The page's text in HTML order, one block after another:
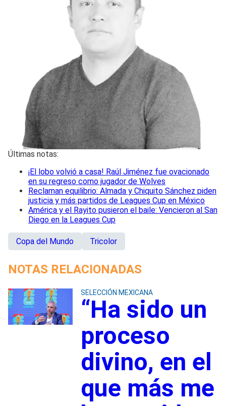
Últimas notas:
¡El lobo volvió a casa! Raúl Jiménez fue ovacionado
en su regreso como jugador de Wolves
Reclaman equilibrio: Almada y Chiquito Sánchez piden
justicia y más partidos de Leagues Cup en México
América y el Rayito pusieron el baile: Vencieron al San
Diego en la Leagues Cup
Copa del Mundo Tricolor
NOTAS RELACIONADAS
SELECCIÓN MEXICANA
“Ha sido un
proceso
divino, en el
que más me